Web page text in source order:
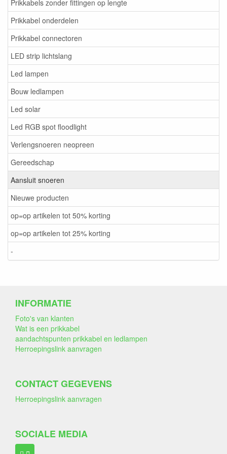
Prikkabels zonder fittingen op lengte
Prikkabel onderdelen
Prikkabel connectoren
LED strip lichtslang
Led lampen
Bouw ledlampen
Led solar
Led RGB spot floodlight
Verlengsnoeren neopreen
Gereedschap
Aansluit snoeren
Nieuwe producten
op=op artikelen tot 50% korting
op=op artikelen tot 25% korting
-
INFORMATIE
Foto's van klanten
Wat is een prikkabel
aandachtspunten prikkabel en ledlampen
Herroepingslink aanvragen
CONTACT GEGEVENS
Herroepingslink aanvragen
SOCIALE MEDIA